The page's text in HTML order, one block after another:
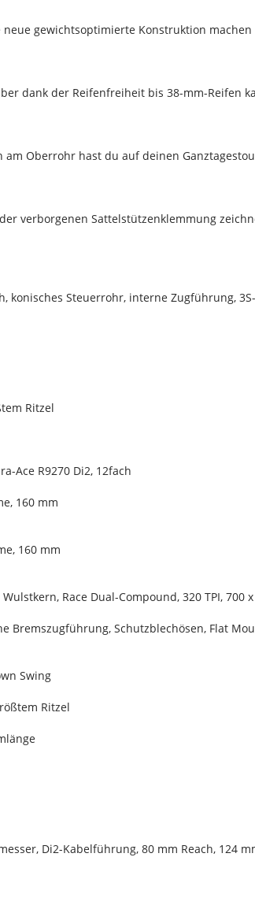
gewichtsoptimierte Konstruktion
dank der Reifenfreiheit bis 38-mm-Reifen
Oberrohr hast du auf deinen
verborgenen Sattelstützenklemmung
konisches Steuerrohr, interne Zugführung,
Ritzel
Ace R9270 Di2, 12fach
160 mm
160 mm
Race Dual-Compound, 320 TPI, 700
Bremszugführung, Schutzblechösen, Flat
Swing
Ritzel
Di2-Kabelführung, 80 mm Reach, 124